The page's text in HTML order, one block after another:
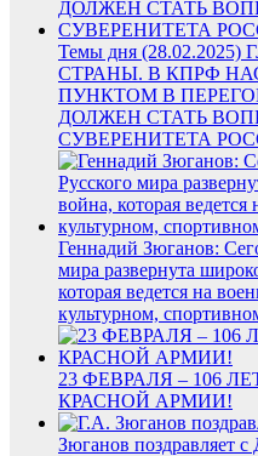
Темы дня
СТРАНЫ. В КПРФ
ПУНКТОМ В
ДОЛЖЕН СТАТЬ
СУВЕРЕНИТЕТА
Геннадий Зюганов:
мира развернута
которая ведется на
культурном,
23 ФЕВРАЛЯ – 106
КРАСНОЙ АРМИИ!
Зюганов поздравляет